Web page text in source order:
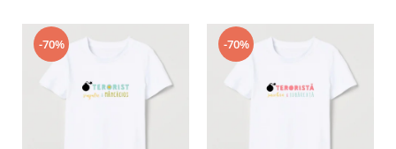
-70% -70%